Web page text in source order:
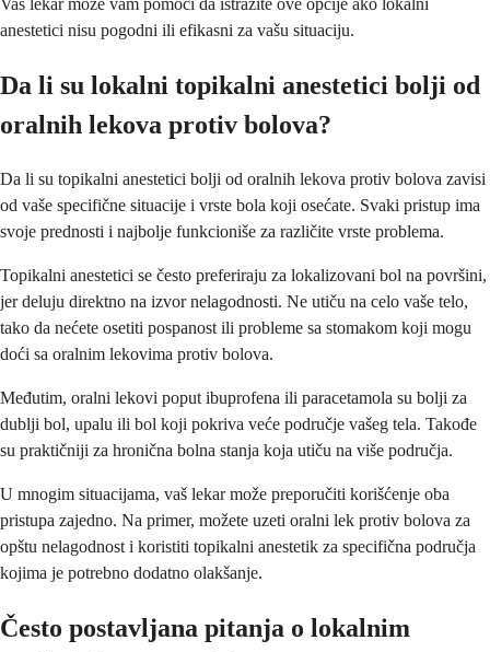
Vaš lekar može vam pomoći da istražite ove opcije ako lokalni
anestetici nisu pogodni ili efikasni za vašu situaciju.
Da li su lokalni topikalni anestetici bolji od
oralnih lekova protiv bolova?
Da li su topikalni anestetici bolji od oralnih lekova protiv bolova zavisi
od vaše specifične situacije i vrste bola koji osećate. Svaki pristup ima
svoje prednosti i najbolje funkcioniše za različite vrste problema.
Topikalni anestetici se često preferiraju za lokalizovani bol na površini,
jer deluju direktno na izvor nelagodnosti. Ne utiču na celo vaše telo,
tako da nećete osetiti pospanost ili probleme sa stomakom koji mogu
doći sa oralnim lekovima protiv bolova.
Međutim, oralni lekovi poput ibuprofena ili paracetamola su bolji za
dublji bol, upalu ili bol koji pokriva veće područje vašeg tela. Takođe
su praktičniji za hronična bolna stanja koja utiču na više područja.
U mnogim situacijama, vaš lekar može preporučiti korišćenje oba
pristupa zajedno. Na primer, možete uzeti oralni lek protiv bolova za
opštu nelagodnost i koristiti topikalni anestetik za specifična područja
kojima je potrebno dodatno olakšanje.
Često postavljana pitanja o lokalnim